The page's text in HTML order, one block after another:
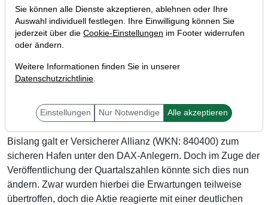
Bislang galt er Versicherer Allianz (WKN: 840400) zum
sicheren Hafen unter den DAX-Anlegern. Doch im Zuge der
Veröffentlichung der Quartalszahlen könnte sich dies nun
ändern. Zwar wurden hierbei die Erwartungen teilweise
übertroffen, doch die Aktie reagierte mit einer deutlichen
Sie können alle Dienste akzeptieren, ablehnen oder Ihre
Auswahl individuell festlegen. Ihre Einwilligung können Sie
jederzeit über die Cookie-Einstellungen im Footer widerrufen
oder ändern.
Weitere Informationen finden Sie in unserer
Datenschutzrichtlinie.
Einstellungen Nur Notwendige Alle akzeptieren